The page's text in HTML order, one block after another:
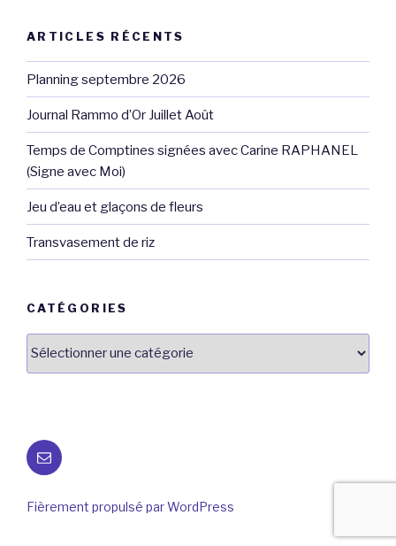
ARTICLES RÉCENTS
Planning septembre 2026
Journal Rammo d’Or Juillet Août
Temps de Comptines signées avec Carine RAPHANEL
(Signe avec Moi)
Jeu d’eau et glaçons de fleurs
Transvasement de riz
CATÉGORIES
E-
mail
Fièrement propulsé par WordPress